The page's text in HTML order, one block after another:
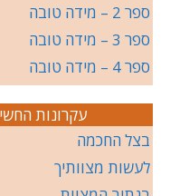
ספר 2 – מידה טובה
ספר 3 – מידה טובה
ספר 4 – מידה טובה
עקרונות
בצל החכמה
לעשות מצוותיך